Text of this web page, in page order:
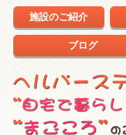
施設のご紹介
ブログ